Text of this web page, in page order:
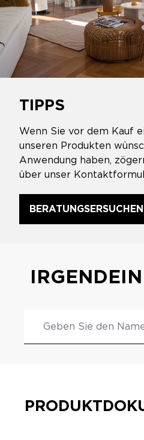
TIPPS
Wenn Sie vor dem Kauf
unseren Produkten
Anwendung haben,
über unser
BERATUNGSERSUCHEN